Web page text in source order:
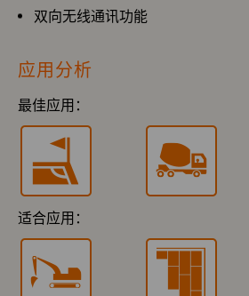
双向无线通讯功能
应用分析
最佳应用：
适合应用：